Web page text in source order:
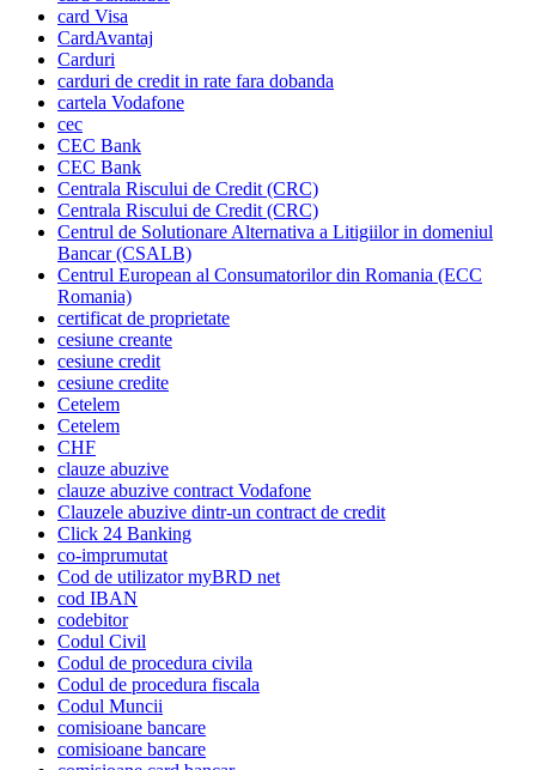
card Visa
CardAvantaj
Carduri
carduri de credit in rate fara dobanda
cartela Vodafone
cec
CEC Bank
CEC Bank
Centrala Riscului de Credit (CRC)
Centrala Riscului de Credit (CRC)
Centrul de Solutionare Alternativa a Litigiilor in domeniul
Bancar (CSALB)
Centrul European al Consumatorilor din Romania (ECC
Romania)
certificat de proprietate
cesiune creante
cesiune credit
cesiune credite
Cetelem
Cetelem
CHF
clauze abuzive
clauze abuzive contract Vodafone
Clauzele abuzive dintr-un contract de credit
Click 24 Banking
co-imprumutat
Cod de utilizator myBRD net
cod IBAN
codebitor
Codul Civil
Codul de procedura civila
Codul de procedura fiscala
Codul Muncii
comisioane bancare
comisioane bancare